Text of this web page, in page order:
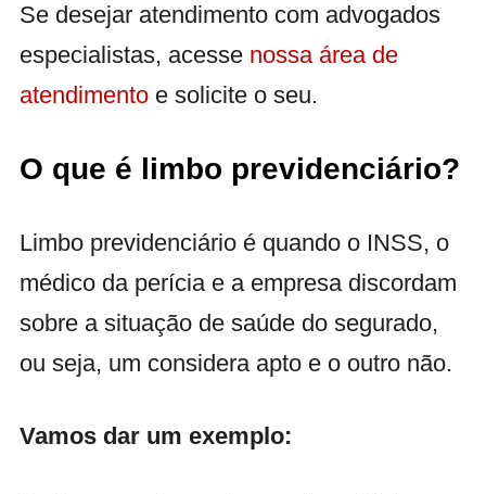
Se desejar atendimento com advogados
especialistas, acesse nossa área de
atendimento e solicite o seu.
O que é limbo previdenciário?
Limbo previdenciário é quando o INSS, o
médico da perícia e a empresa discordam
sobre a situação de saúde do segurado,
ou seja, um considera apto e o outro não.
Vamos dar um exemplo: